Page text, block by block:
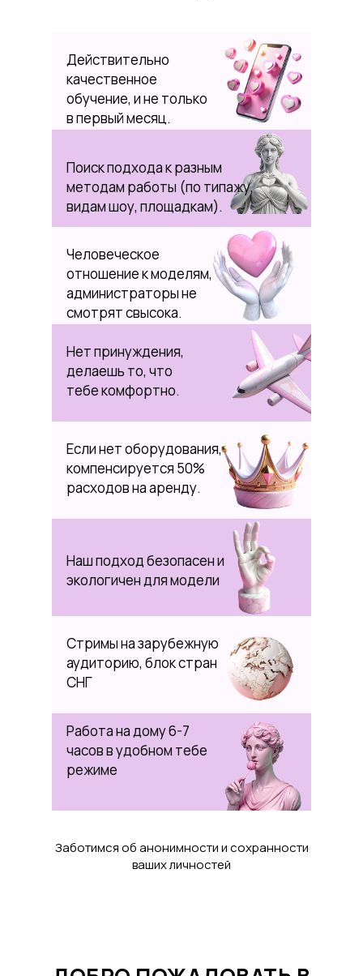
Действительно
качественное
обучение, и не только
в первый месяц.
Поиск подхода к разным
методам работы (по типажу,
видам шоу, площадкам).
Человеческое
отношение к моделям,
администраторы не
смотрят свысока.
Нет принуждения,
делаешь то, что
тебе комфортно.
Наш подход безопасен и
экологичен для модели
Если нет оборудования,
компенсируется 50%
расходов на аренду.
Работа на дому 6-7
часов в удобном тебе
режиме
Стримы на зарубежную
аудиторию, блок стран
СНГ
Заботимся об анонимности и сохранности
ваших личностей